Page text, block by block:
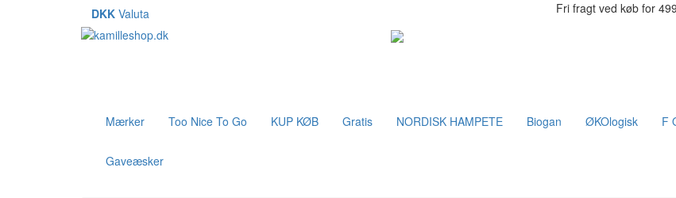
DKK Valuta Fri fragt ved køb for
Mærker Too Nice To Go KUP KØB Gratis NORDISK HAMPETE Biogan ØKOlogisk F
Gaveæsker